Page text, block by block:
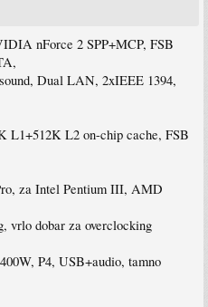
nForce 2 SPP+MCP, FSB
Dual LAN, 2xIEEE 1394,
L1+512K L2 on-chip cache, FSB
za Intel Pentium III, AMD
vrlo dobar za overclocking
P4, USB+audio, tamno